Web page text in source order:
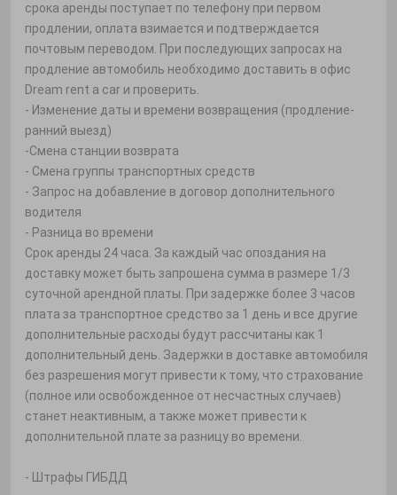
срока аренды поступает по телефону при первом
продлении, оплата взимается и подтверждается
почтовым переводом. При последующих запросах на
продление автомобиль необходимо доставить в офис
Dream rent a car и проверить.
- Изменение даты и времени возвращения (продление-
ранний выезд)
-Смена станции возврата
- Смена группы транспортных средств
- Запрос на добавление в договор дополнительного
водителя
- Разница во времени
Срок аренды 24 часа. За каждый час опоздания на
доставку может быть запрошена сумма в размере 1/3
суточной арендной платы. При задержке более 3 часов
плата за транспортное средство за 1 день и все другие
дополнительные расходы будут рассчитаны как 1
дополнительный день. Задержки в доставке автомобиля
без разрешения могут привести к тому, что страхование
(полное или освобожденное от несчастных случаев)
станет неактивным, а также может привести к
дополнительной плате за разницу во времени.
- Штрафы ГИБДД